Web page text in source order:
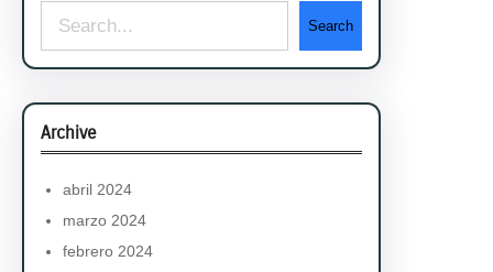
e
r
c
h
Search
Archive
abril 2024
marzo 2024
febrero 2024